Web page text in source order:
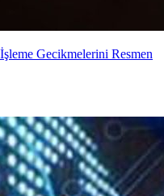
Gecikmelerini Resmen